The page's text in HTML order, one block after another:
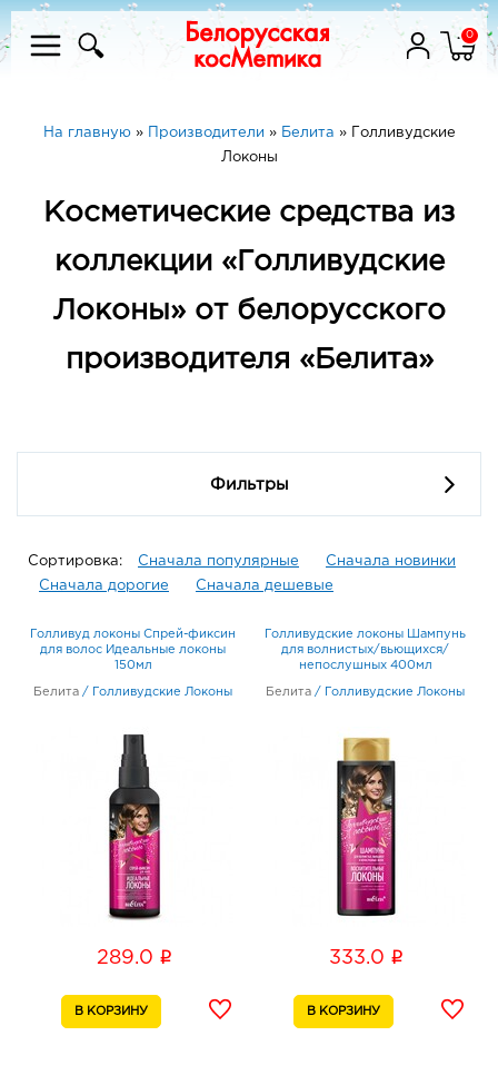
0
На главную» Производители » Белита »
Голливудские
Локоны
Косметические средства из
коллекции «Голливудские
Локоны» от белорусского
производителя «Белита»
Фильтры
Сортировка: Сначала популярные
Сначала новинки
Сначала дорогие
Сначала дешевые
Голливуд локоны Спрей-фиксин
для волос Идеальные локоны
150мл
Белита / Голливудские Локоны
289.0 i
Голливудские локоны Шампунь
для волнистых/вьющихся/
непослушных 400мл
Белита / Голливудские Локоны
333.0 i